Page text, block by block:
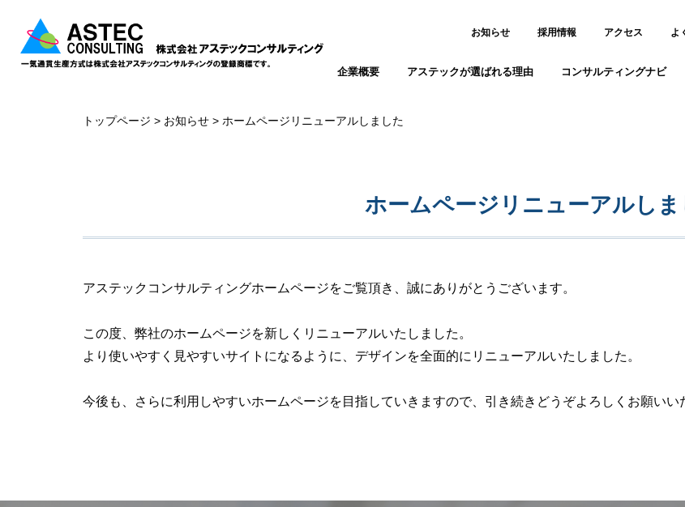
お知らせ 採用情報 アクセス よ
企業概要 アステックが選ばれる理由 コンサルティングナビ
トップページ お知らせ ホームページリニューアルしました
ホームページリニューアルしま
アステックコンサルティングホームページをご覧頂き、誠にありがとうございます。
この度、弊社のホームページを新しくリニューアルいたしました。
より使いやすく見やすいサイトになるように、デザインを全面的にリニューアルいたしました。
今後も、さらに利用しやすいホームページを目指していきますので、引き続きどうぞよろしくお願いい